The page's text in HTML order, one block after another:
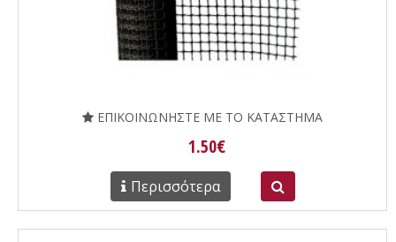
ΕΠΙΚΟΙΝΩΝΗΣΤΕ ΜΕ ΤΟ ΚΑΤΑΣΤΗΜΑ
1.50€
Περισσότερα